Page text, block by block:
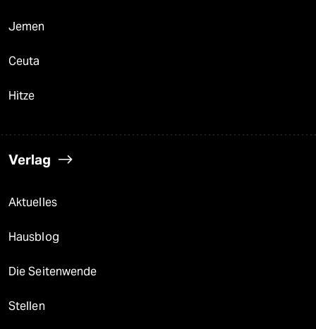
Jemen
Ceuta
Hitze
Verlag
Aktuelles
Hausblog
Die Seitenwende
Stellen